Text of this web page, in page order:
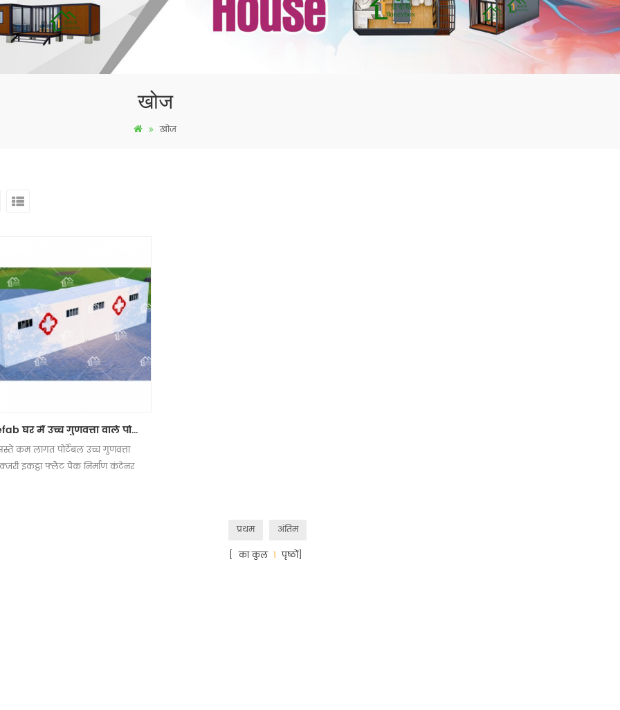
खोज
खोज
Prefab घर में उच्च गुणवत्ता वाले पोर्टेबल 20 फीट केबिन सैन्य कंटेनर अस्पताल
कम लागत पोर्टेबल उच्च गुणवत्ता
इकट्ठा फ्लैट पैक निर्माण कंटेनर
प्रथम
अंतिम
[ का कुल1 पृष्ठों]
mbshou
se.com